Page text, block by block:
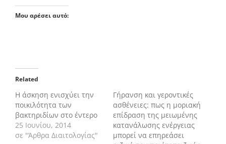
Μου αρέσει αυτό:
Related
Η άσκηση ενισχύει την
ποικιλότητα των
βακτηριδίων στο έντερο
25 Ιουνίου, 2014
σε "Άρθρα Διαιτολογίας"
Γήρανση και γεροντικές
ασθένειες: πως η μοριακή
επίδραση της μειωμένης
κατανάλωσης ενέργειας
μπορεί να επηρεάσει